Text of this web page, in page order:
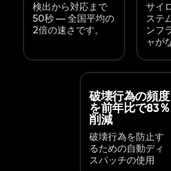
検出から対応まで
50秒 — 全国平均の
2倍の速さです。
サイ
ステ
ンフ
ャが
破壊行為の頻度
を前年比で83％
削減
破壊行為を防止す
るための自動ディ
スパッチの使用